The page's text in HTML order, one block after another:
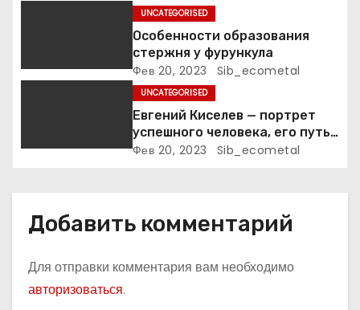
с
м
UNCATEGORISED
Особенности образования
стержня у фурункула
Фев 20, 2023 Sib_ecometal
UNCATEGORISED
Евгений Киселев — портрет
успешного человека, его путь
к славе и личное счастье
Фев 20, 2023 Sib_ecometal
Добавить комментарий
Для отправки комментария вам необходимо
авторизоваться.